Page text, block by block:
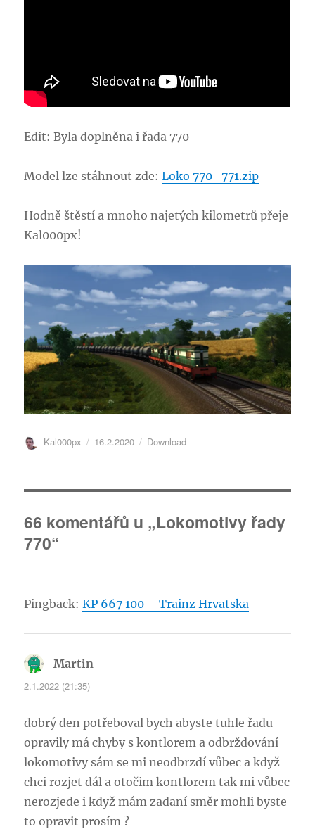
Edit: Byla doplněna i řada 770
Model lze stáhnout zde:Loko 770_771.zip
Hodně štěstí a mnoho najetých kilometrů přeje
Kal000px!
Autor:
Kal000px Publikováno:
16.2.2020 Rubriky:
Download
66 komentářů u „Lokomotivy řady
770“
Pingback:KP 667 100 – Trainz Hrvatska
Martin
2.1.2022 (21:35)
dobrý den potřeboval bych abyste tuhle řadu
opravily má chyby s kontlorem a odbrždování
lokomotivy sám se mi neodbrzdí vůbec a když
chci rozjet dál a otočim kontlorem tak mi vůbec
nerozjede i když mám zadaní směr mohli byste
to opravit prosím ?